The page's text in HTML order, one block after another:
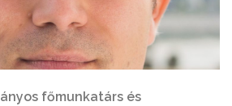
főmunkatárs és